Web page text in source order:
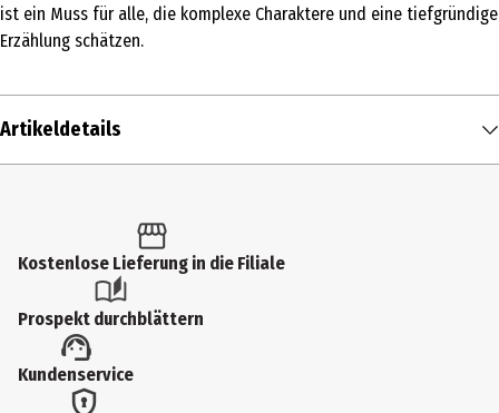
ist ein Muss für alle, die komplexe Charaktere und eine tiefgründige
Erzählung schätzen.
Artikeldetails
Produkttyp
Comics & Mangas
Miura, Kentaro
Kostenlose Lieferung in die Filiale
Prospekt durchblättern
Kundenservice